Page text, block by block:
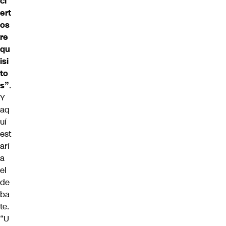
ert
os
re
qu
isi
to
s”.
Y
aq
uí
est
arí
a
el
de
ba
te.
“U